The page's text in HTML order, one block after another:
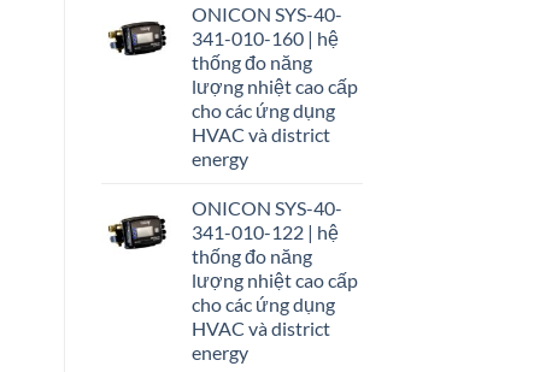
ONICON SYS-40-
341-010-160 | hệ
thống đo năng
lượng nhiệt cao cấp
cho các ứng dụng
HVAC và district
energy
ONICON SYS-40-
341-010-122 | hệ
thống đo năng
lượng nhiệt cao cấp
cho các ứng dụng
HVAC và district
energy